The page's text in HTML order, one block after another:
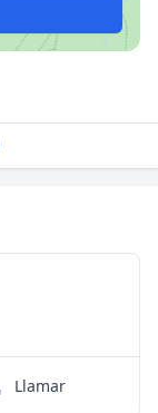
Llamar